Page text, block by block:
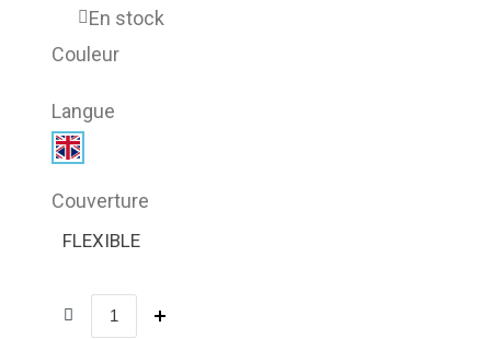
En stock
Couleur
Langue
Couverture
FLEXIBLE